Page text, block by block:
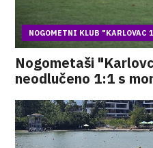
NOGOMETNI KLUB "KARLOVAC
Nogometaši
neodlučeno 1:1 s